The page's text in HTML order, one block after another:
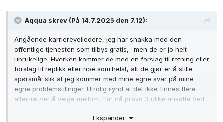
Aqqua skrev (På 14.7.2026 den 7.12):
Angående karriereveiledere, jeg har snakka med den
offentlige tjenesten som tilbys gratis,- men de er jo helt
ubrukelige. Hverken kommer de med en forslag til retning eller
forslag til replikk eller noe som helst, alt de gjør er å stille
spørsmål slik at jeg kommer med mine egne svar på mine
egne problemstillinger. Utrolig synd at det ikke finnes flere
alternativer å velge mellom. Har nå prøvd 3 ulike ansatte ved
Ekspander